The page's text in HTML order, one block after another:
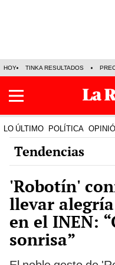
HOY TINKA RESULTADOS
LO ÚLTIMO POLÍTICA
Tendencias
'Robotín'
llevar
en el INEN:
sonrisa”